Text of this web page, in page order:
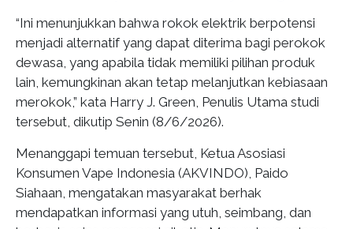
“Ini menunjukkan bahwa rokok elektrik berpotensi
menjadi alternatif yang dapat diterima bagi perokok
dewasa, yang apabila tidak memiliki pilihan produk
lain, kemungkinan akan tetap melanjutkan kebiasaan
merokok,” kata Harry J. Green, Penulis Utama studi
tersebut, dikutip Senin (8/6/2026).
Menanggapi temuan tersebut, Ketua Asosiasi
Konsumen Vape Indonesia (AKVINDO), Paido
Siahaan, mengatakan masyarakat berhak
mendapatkan informasi yang utuh, seimbang, dan